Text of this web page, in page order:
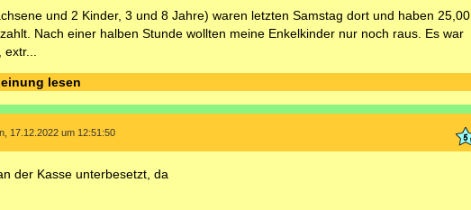
und 2 Kinder, 3 und 8 Jahre) waren letzten Samstag dort und haben 25,00
Nach einer halben Stunde wollten meine Enkelkinder nur noch raus. Es war
lesen
17.12.2022 um 12:51:50
der Kasse unterbesetzt, da